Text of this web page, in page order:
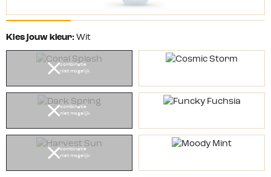
Kies jouw kleur: Wit
combinatie
niet mogelijk
combinatie
niet mogelijk
combinatie
niet mogelijk